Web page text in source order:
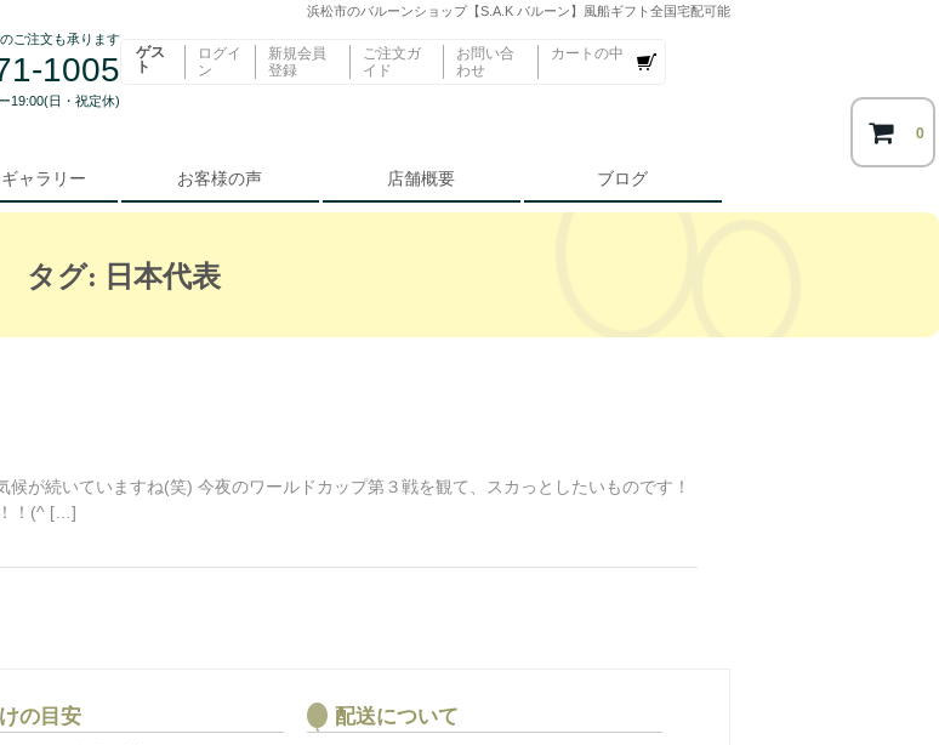
0
浜松市のバルーンショップ【S.A.K バルーン】風船ギフト全国宅配可能
ご注文も承ります
1005
19:00(日・祝定休)
ゲス
ト
ログイ
ン
新規会員
登録
ご注文ガ
イド
お問い合
わせ
カートの中
ャラリー お客様の声 店舗概要 ブログ
タグ: 日本代表
が続いていますね(笑) 今夜のワールドカップ第３戦を観て、スカっとしたいものです！
！(^ […]
の目安 配送について